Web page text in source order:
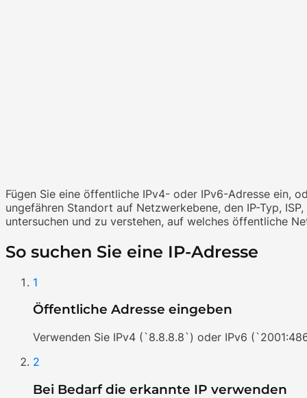
Fügen Sie eine öffentliche IPv4- oder IPv6-Adresse ein,
ungefähren Standort auf Netzwerkebene, den IP-Typ,
untersuchen und zu verstehen, auf welches öffentliche
So suchen Sie eine IP-Adresse
1
Öffentliche Adresse eingeben
Verwenden Sie IPv4 (`8.8.8.8`) oder IPv6
2
Bei Bedarf die erkannte IP verwenden